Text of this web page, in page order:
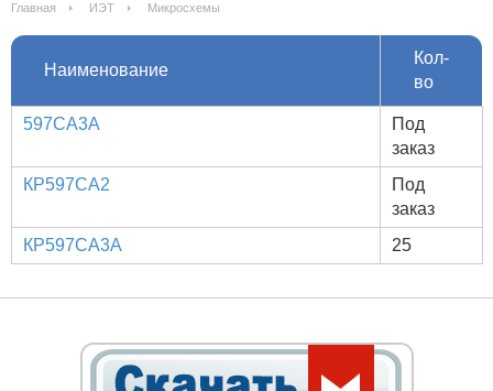
Главная ИЭТ Микросхемы
Наименование
Кол-
во
597СА3А
Под
заказ
КР597СА2
Под
заказ
КР597СА3А
25